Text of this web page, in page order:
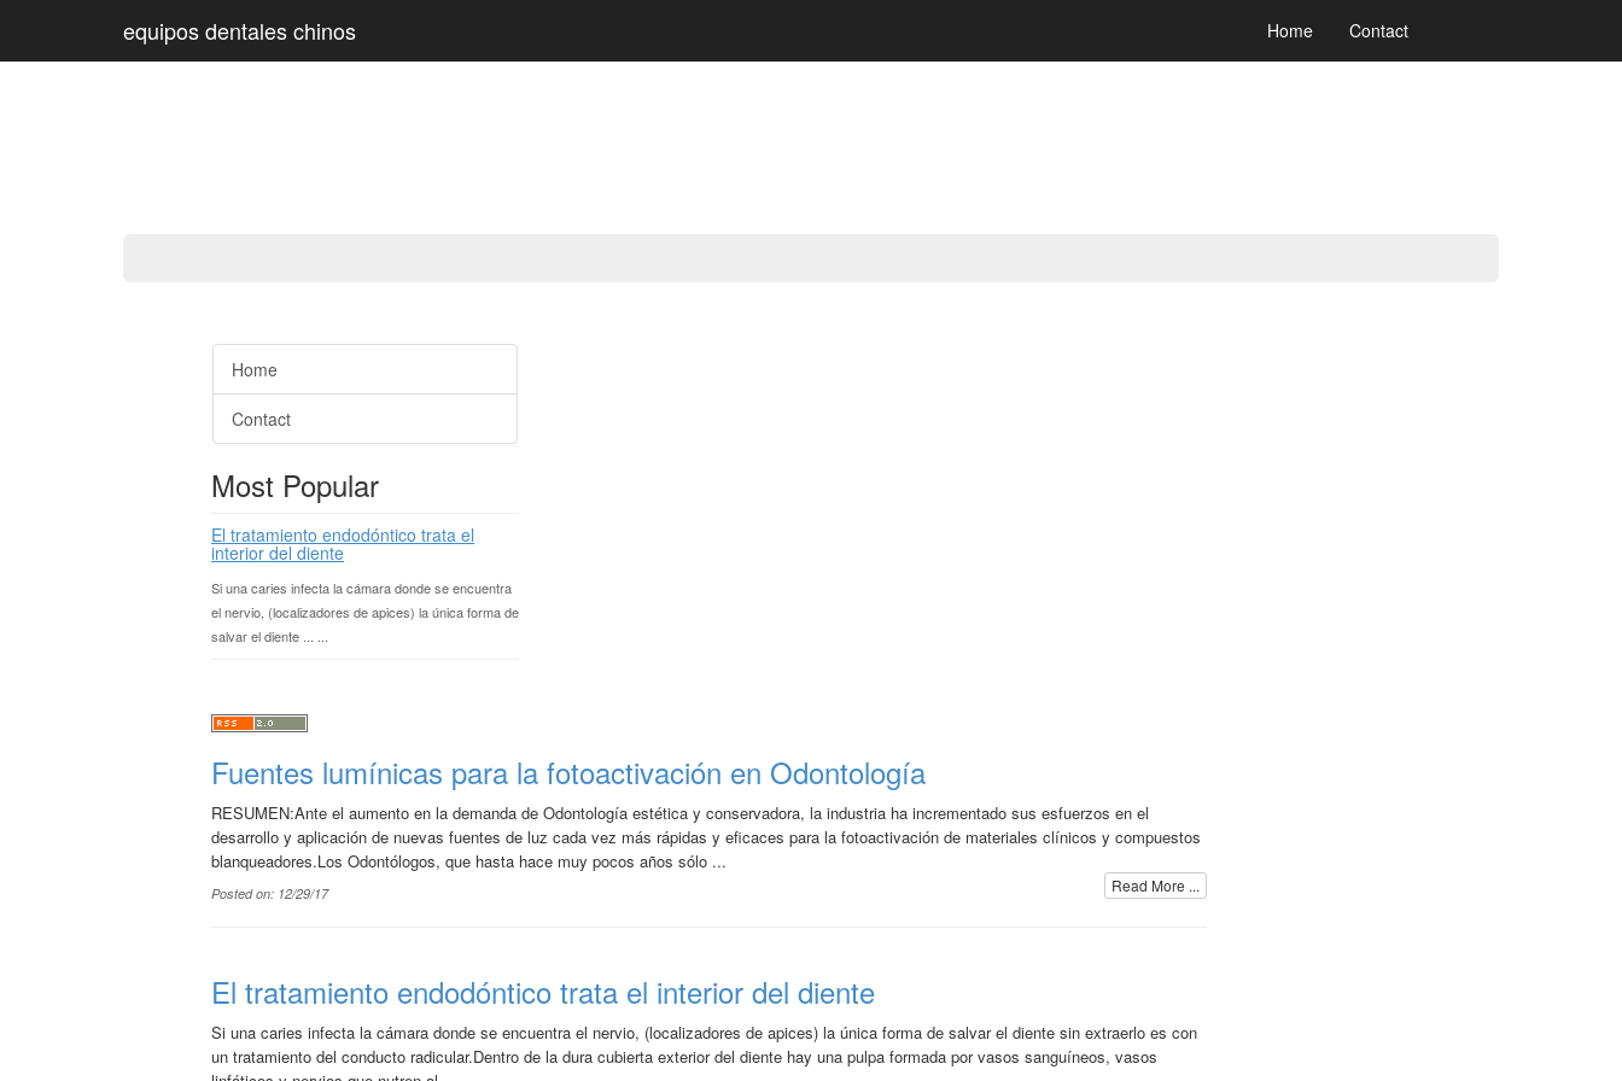
equipos dentales chinos Home Contact
Home
Contact
Most Popular
El tratamiento endodóntico trata el
interior del diente
Si una caries infecta la cámara donde se encuentra
el nervio, (localizadores de apices) la única forma de
salvar el diente ... ...
Fuentes lumínicas para la fotoactivación en Odontología
RESUMEN:Ante el aumento en la demanda de Odontología estética y conservadora, la industria ha incrementado sus esfuerzos en el
desarrollo y aplicación de nuevas fuentes de luz cada vez más rápidas y eficaces para la fotoactivación de materiales clínicos y compuestos
blanqueadores.Los Odontólogos, que hasta hace muy pocos años sólo ...
Read More ...
Posted on: 12/29/17
El tratamiento endodóntico trata el interior del diente
Si una caries infecta la cámara donde se encuentra el nervio, (localizadores de apices) la única forma de salvar el diente sin extraerlo es con
un tratamiento del conducto radicular.Dentro de la dura cubierta exterior del diente hay una pulpa formada por vasos sanguíneos, vasos